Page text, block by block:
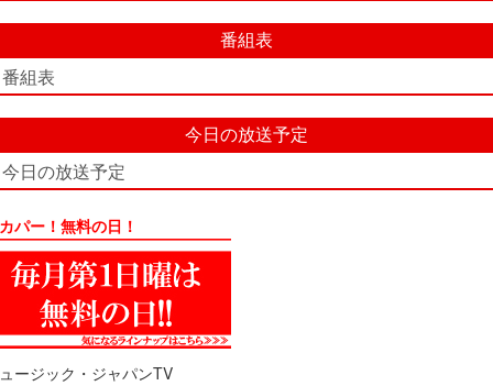
番組表
番組表
今日の放送予定
今日の放送予定
パー！無料の日！
ージック・ジャパンTV